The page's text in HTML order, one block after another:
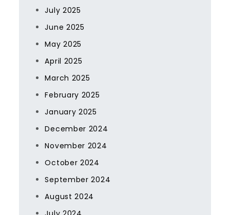
July 2025
June 2025
May 2025
April 2025
March 2025
February 2025
January 2025
December 2024
November 2024
October 2024
September 2024
August 2024